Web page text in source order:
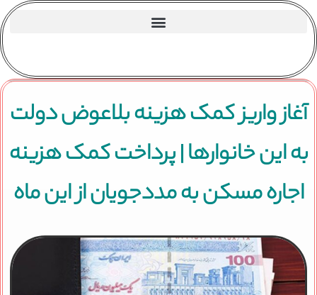
آغاز واریز کمک هزینه بلاعوض دولت
به این خانوارها | پرداخت کمک هزینه
اجاره مسکن به مددجویان از این ماه